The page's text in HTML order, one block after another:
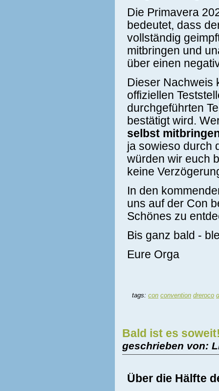
Die Primavera
bedeutet, dass
vollständig
mitbringen und
über einen
Dieser Nachweis
offiziellen
durchgeführten
bestätigt wird.
selbst
ja sowieso durch
würden wir euch
keine
In den
uns auf der Con
Schönes zu
Bis ganz bald -
Eure Orga
tags: con convention dreroco
Bald ist es
geschrieben von:
Über die Hälfte